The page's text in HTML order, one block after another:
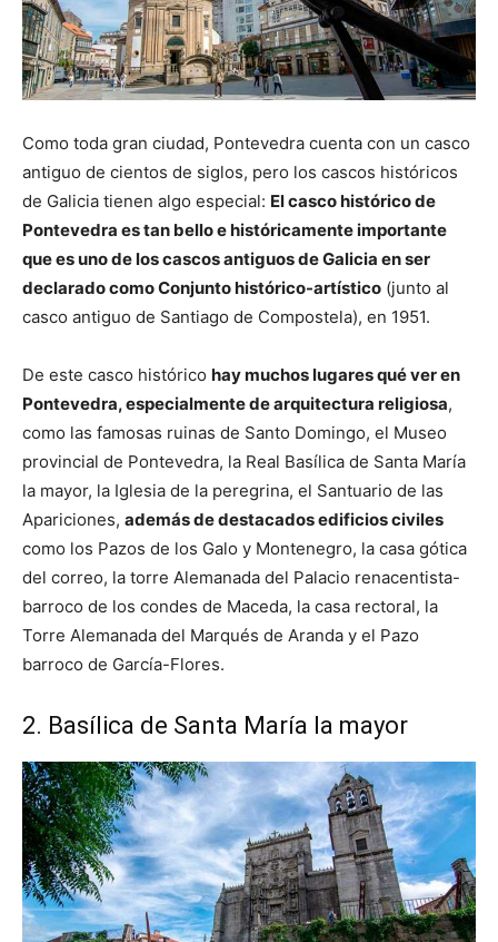
Como toda gran ciudad, Pontevedra cuenta con un casco
antiguo de cientos de siglos, pero los cascos históricos
de Galicia tienen algo especial: El casco histórico de
Pontevedra es tan bello e históricamente importante
que es uno de los cascos antiguos de Galicia en ser
declarado como Conjunto histórico-artístico (junto al
casco antiguo de Santiago de Compostela), en 1951.
De este casco histórico hay muchos lugares qué ver en
Pontevedra, especialmente de arquitectura religiosa,
como las famosas ruinas de Santo Domingo, el Museo
provincial de Pontevedra, la Real Basílica de Santa María
la mayor, la Iglesia de la peregrina, el Santuario de las
Apariciones, además de destacados edificios civiles
como los Pazos de los Galo y Montenegro, la casa gótica
del correo, la torre Alemanada del Palacio renacentista-
barroco de los condes de Maceda, la casa rectoral, la
Torre Alemanada del Marqués de Aranda y el Pazo
barroco de García-Flores.
2. Basílica de Santa María la mayor